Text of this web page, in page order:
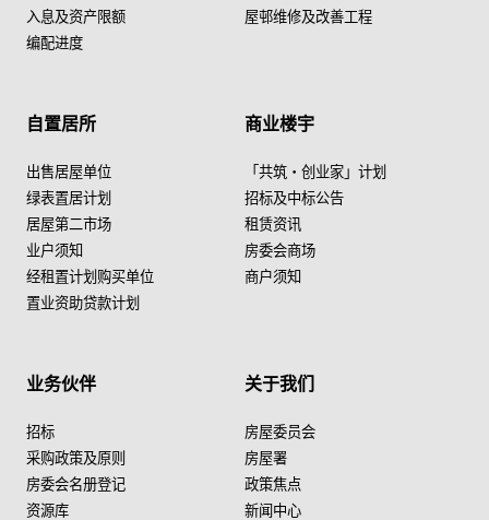
入息及资产限额
编配进度
屋邨维修及改善工程
自置居所
出售居屋单位
绿表置居计划
居屋第二市场
业户须知
经租置计划购买单位
置业资助贷款计划
商业楼宇
「共筑・创业家」计划
招标及中标公告
租赁资讯
房委会商场
商户须知
业务伙伴
招标
采购政策及原则
房委会名册登记
资源库
关于我们
房屋委员会
房屋署
政策焦点
新闻中心